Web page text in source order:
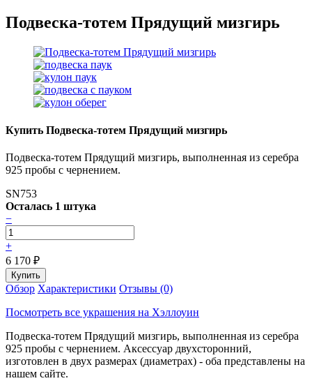
Подвеска-тотем Прядущий мизгирь
Купить Подвеска-тотем Прядущий мизгирь
Подвеска-тотем Прядущий мизгирь, выполненная из серебра
925 пробы с чернением.
SN753
Осталась 1 штука
−
+
6 170 ₽
Обзор Характеристики Отзывы (0)
Посмотреть все украшения на Хэллоуин
Подвеска-тотем Прядущий мизгирь, выполненная из серебра
925 пробы с чернением. Аксессуар двухсторонний,
изготовлен в двух размерах (диаметрах) - оба представлены на
нашем сайте.